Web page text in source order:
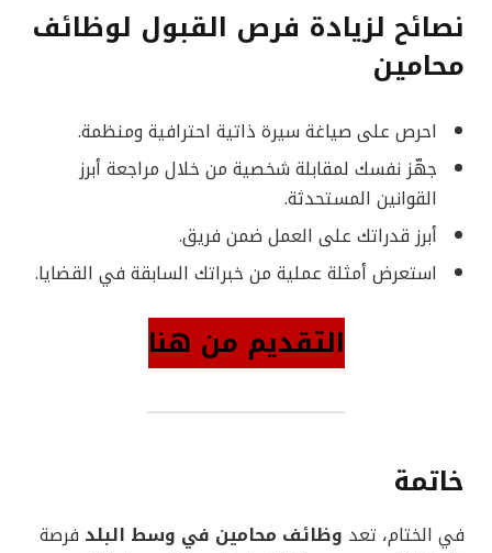
نصائح لزيادة فرص القبول لوظائف
محامين
احرص على صياغة سيرة ذاتية احترافية ومنظمة.
جهّز نفسك لمقابلة شخصية من خلال مراجعة أبرز
القوانين المستحدثة.
أبرز قدراتك على العمل ضمن فريق.
استعرض أمثلة عملية من خبراتك السابقة في القضايا.
التقديم من هنا
خاتمة
في الختام، تعد وظائف محامين في وسط البلد فرصة